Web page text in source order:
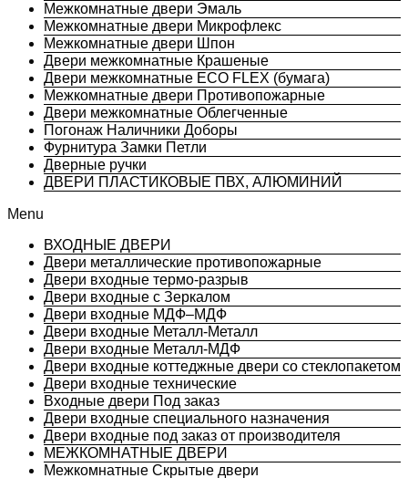
Межкомнатные двери Эмаль
Межкомнатные двери Микрофлекс
Межкомнатные двери Шпон
Двери межкомнатные Крашеные
Двери межкомнатные ECO FLEX (бумага)
Межкомнатные двери Противопожарные
Двери межкомнатные Облегченные
Погонаж Наличники Доборы
Фурнитура Замки Петли
Дверные ручки
ДВЕРИ ПЛАСТИКОВЫЕ ПВХ, АЛЮМИНИЙ
Menu
ВХОДНЫЕ ДВЕРИ
Двери металлические противопожарные
Двери входные термо-разрыв
Двери входные с Зеркалом
Двери входные МДФ–МДФ
Двери входные Металл-Металл
Двери входные Металл-МДФ
Двери входные коттеджные двери со стеклопакетом
Двери входные технические
Входные двери Под заказ
Двери входные специального назначения
Двери входные под заказ от производителя
МЕЖКОМНАТНЫЕ ДВЕРИ
Межкомнатные Скрытые двери